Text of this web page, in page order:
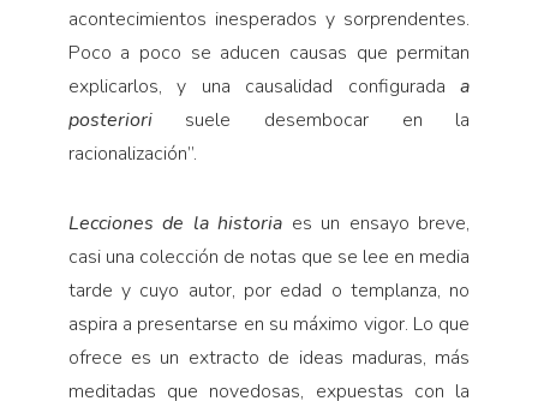
acontecimientos inesperados y sorprendentes.
Poco a poco se aducen causas que permitan
explicarlos, y una causalidad configuradaa
posteriori suele desembocar en la
racionalización”.
Lecciones de la historia es un ensayo breve,
casi una colección de notas que se lee en media
tarde y cuyo autor, por edad o templanza, no
aspira a presentarse en su máximo vigor. Lo que
ofrece es un extracto de ideas maduras, más
meditadas que novedosas, expuestas con la